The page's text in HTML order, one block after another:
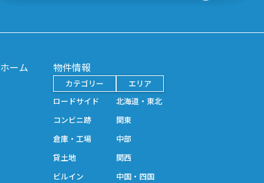
ホーム 物件情報
カテゴリー
ロードサイド
コンビニ跡
倉庫・工場
貸土地
ビルイン
エリア
北海道・東北
関東
中部
関西
中国・四国